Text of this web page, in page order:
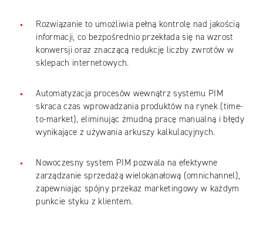
Rozwiązanie to umożliwia pełną kontrolę nad jakością
informacji, co bezpośrednio przekłada się na wzrost
konwersji oraz znaczącą redukcję liczby zwrotów w
sklepach internetowych.
Automatyzacja procesów wewnątrz systemu PIM
skraca czas wprowadzania produktów na rynek (time-
to-market), eliminując żmudną pracę manualną i błędy
wynikające z używania arkuszy kalkulacyjnych.
Nowoczesny system PIM pozwala na efektywne
zarządzanie sprzedażą wielokanałową (omnichannel),
zapewniając spójny przekaz marketingowy w każdym
punkcie styku z klientem.